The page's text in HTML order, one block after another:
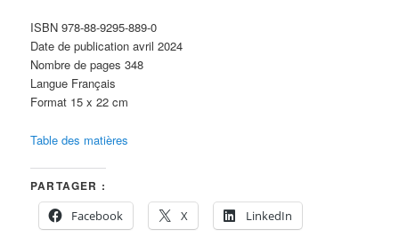
ISBN 978-88-9295-889-0
Date de publication avril 2024
Nombre de pages 348
Langue Français
Format 15 x 22 cm
Table des matières
PARTAGER :
Facebook
X LinkedIn